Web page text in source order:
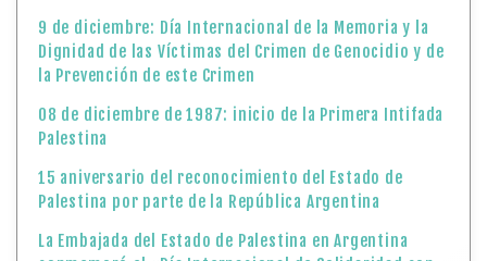
9 de diciembre: Día Internacional de la Memoria y la
Dignidad de las Víctimas del Crimen de Genocidio y de
la Prevención de este Crimen
08 de diciembre de 1987: inicio de la Primera Intifada
Palestina
15 aniversario del reconocimiento del Estado de
Palestina por parte de la República Argentina
La Embajada del Estado de Palestina en Argentina